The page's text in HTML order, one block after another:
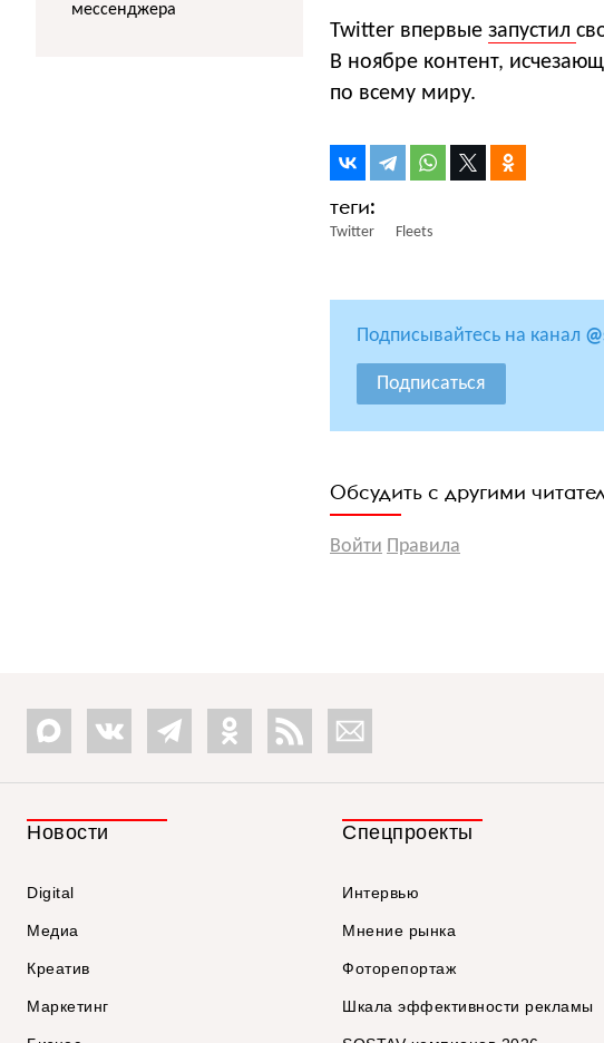
Twitter впервые запустил
В ноябре контент,
по всему миру.
Twitter Fleets
Подписывайтесь на канал
Подписаться
Обсудить с другими
Войти Правила
мессенджера
Новости
Digital
Медиа
Креатив
Маркетинг
Спецпроекты
Интервью
Мнение рынка
Фоторепортаж
Шкала эффективности рекламы